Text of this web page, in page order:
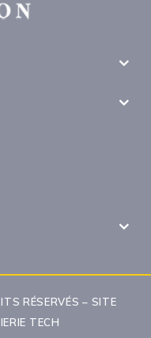
RÉSERVÉS – SITE
TECH